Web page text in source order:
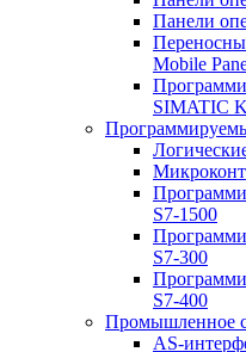
Панели
Mobile
SIMATIC
S7-1500
S7-300
S7-400
Промышленное
AS-